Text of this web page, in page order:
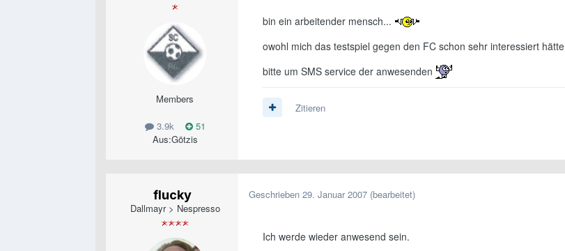
Members
3.9k
51
Aus:Götzis
bin ein arbeitender mensch...
owohl mich das testspiel gegen den FC schon sehr interessiert hätte
bitte um SMS service der anwesenden
Zitieren
flucky
Dallmayr > Nespresso
Geschrieben 29. Januar 2007 (bearbeitet)
Ich werde wieder anwesend sein.